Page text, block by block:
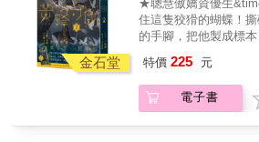
犯禁令的前提下，與
種種謎團呢？
金石堂
★聰慧傲嬌資優生
住這隻狡猾的蝴蝶！
的手腳，把他製成標
單行本化！★【首刷限
（※首刷售完即無贈品
「蜂鳴祭」，將好不
特價 225 元
電子書